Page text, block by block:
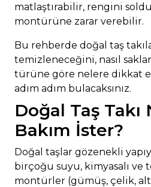
matlaştırabilir, rengini
montürüne zarar verebilir.
Bu rehberde doğal taş
temizleneceğini, nasıl
türüne göre nelere dikkat
adım adım bulacaksınız.
Doğal Taş Takı
Bakım İster?
Doğal taşlar gözenekli
birçoğu suyu, kimyasalı ve
montürler (gümüş, çelik,